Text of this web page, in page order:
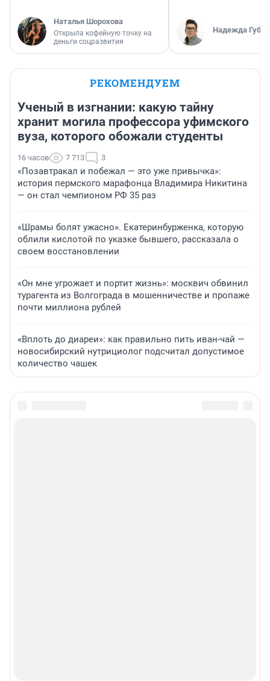
Наталья Шорохова
Открыла кофейную точку на
деньги соцразвития
Надежда
РЕКОМЕНДУЕМ
Ученый в изгнании: какую тайну
хранит могила профессора уфимского
вуза, которого обожали студенты
16 часов 7 713 3
«Позавтракал и побежал — это уже привычка»:
история пермского марафонца Владимира Никитина
— он стал чемпионом РФ 35 раз
«Шрамы болят ужасно». Екатеринбурженка, которую
облили кислотой по указке бывшего, рассказала о
своем восстановлении
«Он мне угрожает и портит жизнь»: москвич обвинил
турагента из Волгограда в мошенничестве и пропаже
почти миллиона рублей
«Вплоть до диареи»: как правильно пить иван-чай —
новосибирский нутрициолог подсчитал допустимое
количество чашек